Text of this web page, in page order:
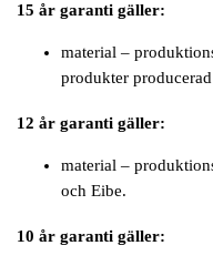
15 år garanti gäller:
material –
produkter
12 år garanti gäller:
material –
och Eibe.
10 år garanti gäller: